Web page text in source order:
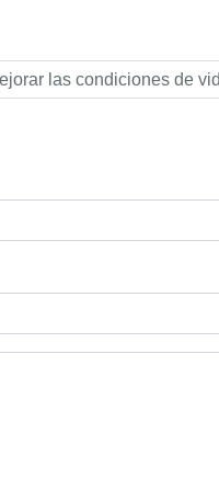
las condiciones de